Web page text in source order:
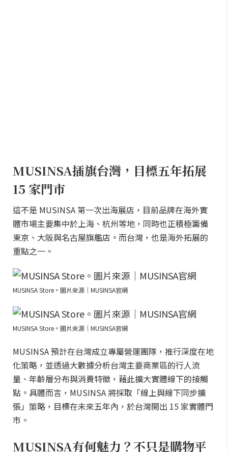
MUSINSA插旗台灣，目標五年拓展
15 家門市
這不是 MUSINSA 第一次出海展店，目前品牌在海外實
體市場主要集中於上海、杭州等地，同時也正積極籌備
東京、大阪與名古屋旗艦店。而台灣，也是海外拓展的
重點之一。
MUSINSA Store。圖片來源｜MUSINSA官網
MUSINSA Store。圖片來源｜MUSINSA官網
MUSINSA 預計在台灣成立專屬營運團隊，推行深度在地
化策略，並透過大數據分析台灣主要商業區的行人流
量、年齡層分布與消費特徵，藉此擴大實體線下的接觸
點。具體而言，MUSINSA 將採取「線上與線下同步擴
張」策略，目標在未來五年內，於台灣開出 15 家實體門
市。
MUSINSA有何魅力？不只是購物平